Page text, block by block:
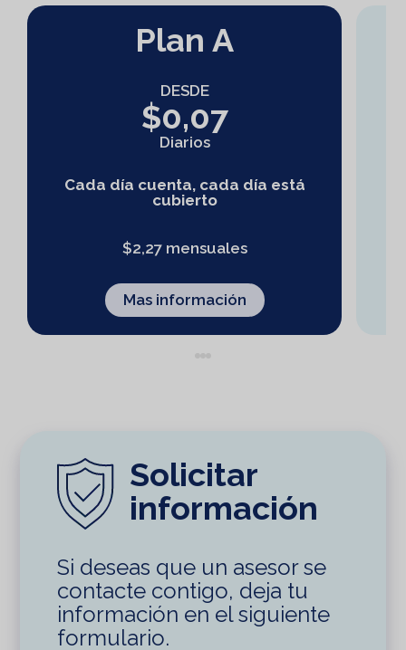
Plan A
DESDE
$0,07
Diarios
Cada día cuenta, cada día está
cubierto
$2,27 mensuales
Mas información
Solicitar
información
Si deseas que un asesor se
contacte contigo, deja tu
información en el siguiente
formulario.